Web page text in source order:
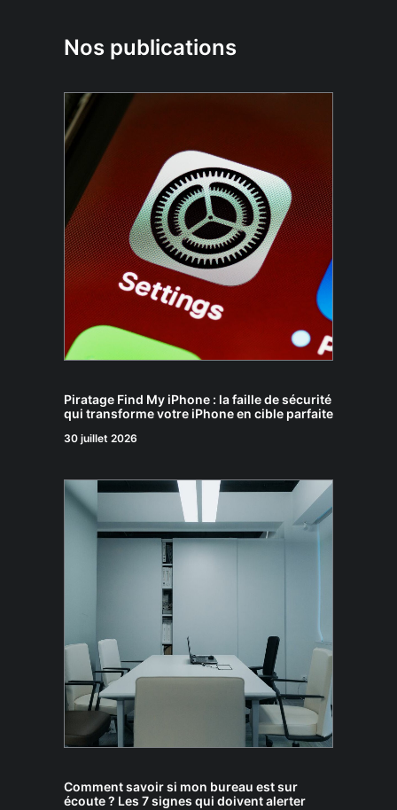
Nos publications
Piratage Find My iPhone : la faille de sécurité
qui transforme votre iPhone en cible parfaite
30 juillet 2026
Comment savoir si mon bureau est sur
écoute ? Les 7 signes qui doivent alerter